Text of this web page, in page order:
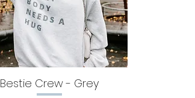
Bestie Crew - Grey